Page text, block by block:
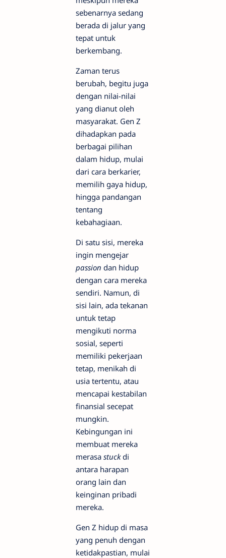
sebenarnya sedang
berada di jalur yang
tepat untuk
berkembang.
Zaman terus
berubah, begitu juga
dengan nilai-nilai
yang dianut oleh
masyarakat. Gen Z
dihadapkan pada
berbagai pilihan
dalam hidup, mulai
dari cara berkarier,
memilih gaya hidup,
hingga pandangan
tentang
kebahagiaan.
Di satu sisi, mereka
ingin mengejar
passion dan hidup
dengan cara mereka
sendiri. Namun, di
sisi lain, ada tekanan
untuk tetap
mengikuti norma
sosial, seperti
memiliki pekerjaan
tetap, menikah di
usia tertentu, atau
mencapai kestabilan
finansial secepat
mungkin.
Kebingungan ini
membuat mereka
merasa stuckdi
antara harapan
orang lain dan
keinginan pribadi
mereka.
Gen Z hidup di masa
yang penuh dengan
ketidakpastian, mulai